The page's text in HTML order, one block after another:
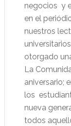
negocios y
en el
nuestros
otorgado
La
aniversario;
los
nueva
todos